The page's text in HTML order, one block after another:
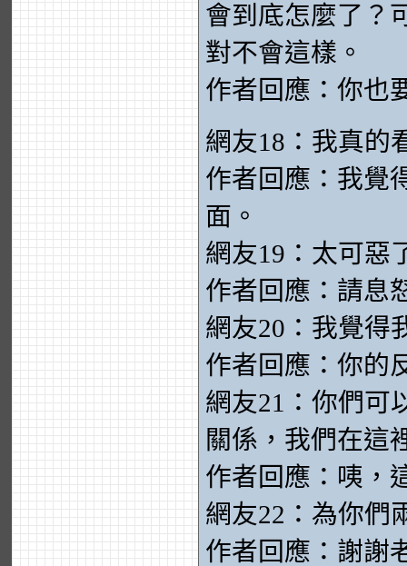
會到底怎麼了？
對不會這樣。
作者回應：你也
網友18：我真的
作者回應：我覺
面。
網友19：太可惡
作者回應：請息
網友20：我覺得
作者回應：你的
網友21：你們可
關係，我們在這
作者回應：咦，
網友22：為你們
作者回應：謝謝